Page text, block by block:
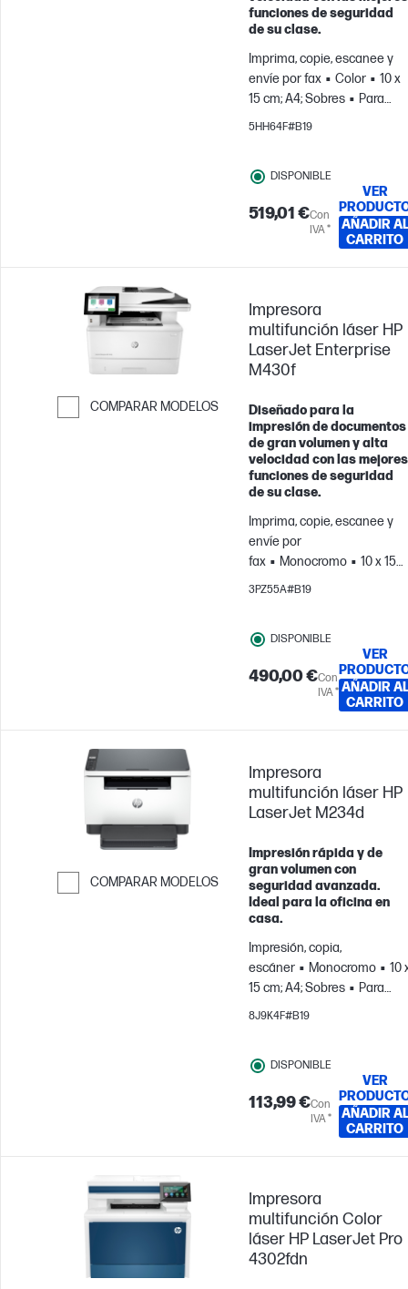
funciones de seguridad
de su clase.
Imprima, copie, escanee y
envíe por fax
Color
10 x
15 cm; A4; Sobres
Para
equipos de hasta 10
5HH64F#B19
DISPONIBLE
519,01 €Con
IVA *
VER
AÑADIR AL
CARRITO
COMPARAR MODELOS
Impresora
multifunción láser HP
LaserJet Enterprise
M430f
Diseñado para la
impresión de documentos
de gran volumen y alta
velocidad con las mejores
funciones de seguridad
de su clase.
Imprima, copie, escanee y
envíe por
fax
Monocromo
10 x 15
cm; A4; Sobres
3PZ55A#B19
DISPONIBLE
490,00 €Con
IVA *
VER
AÑADIR AL
CARRITO
COMPARAR MODELOS
Impresora
multifunción láser HP
LaserJet M234d
Impresión rápida y de
gran volumen con
seguridad avanzada.
Ideal para la oficina en
casa.
Impresión, copia,
escáner
Monocromo
10
15 cm; A4; Sobres
Para
equipos de hasta 5
8J9K4F#B19
DISPONIBLE
113,99 €Con
IVA *
VER
AÑADIR AL
CARRITO
Impresora
multifunción Color
láser HP LaserJet Pro
4302fdn